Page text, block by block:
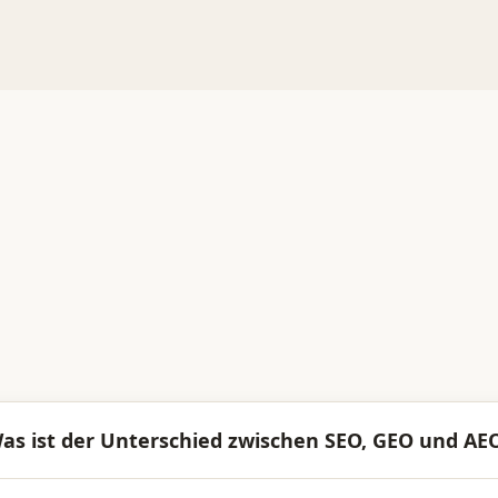
ist der Unterschied zwischen SEO, GEO und